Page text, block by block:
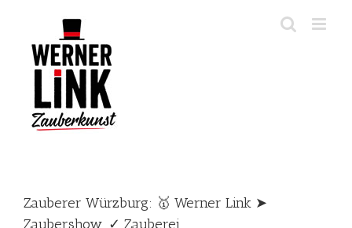
content
Zauberer Würzburg: 🥇 Werner Link ➤
Zaubershow, ✓ Zauberei